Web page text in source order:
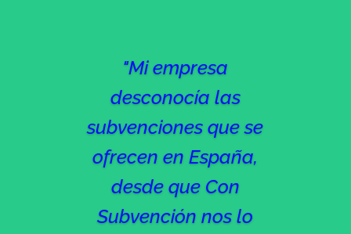
"Mi empresa
desconocía las
subvenciones que se
ofrecen en España,
desde que Con
Subvención nos lo